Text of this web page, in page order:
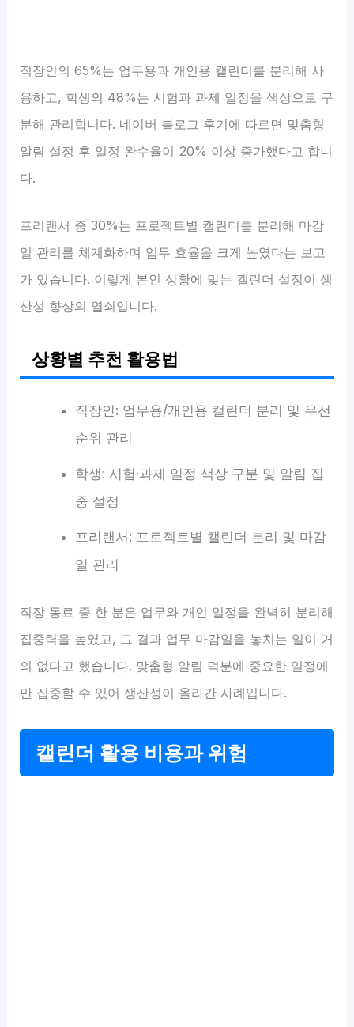
직장인의 65%는 업무용과 개인용 캘린더를 분리해 사
용하고, 학생의 48%는 시험과 과제 일정을 색상으로 구
분해 관리합니다. 네이버 블로그 후기에 따르면 맞춤형
알림 설정 후 일정 완수율이 20% 이상 증가했다고 합니
다.
프리랜서 중 30%는 프로젝트별 캘린더를 분리해 마감
일 관리를 체계화하며 업무 효율을 크게 높였다는 보고
가 있습니다. 이렇게 본인 상황에 맞는 캘린더 설정이 생
산성 향상의 열쇠입니다.
상황별 추천 활용법
직장인: 업무용/개인용 캘린더 분리 및 우선
순위 관리
학생: 시험·과제 일정 색상 구분 및 알림 집
중 설정
프리랜서: 프로젝트별 캘린더 분리 및 마감
일 관리
직장 동료 중 한 분은 업무와 개인 일정을 완벽히 분리해
집중력을 높였고, 그 결과 업무 마감일을 놓치는 일이 거
의 없다고 했습니다. 맞춤형 알림 덕분에 중요한 일정에
만 집중할 수 있어 생산성이 올라간 사례입니다.
캘린더 활용 비용과 위험